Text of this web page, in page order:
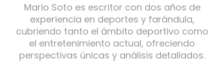
Mario Soto es escritor con dos años de
experiencia en deportes y farándula,
cubriendo tanto el ámbito deportivo como
el entretenimiento actual, ofreciendo
perspectivas únicas y análisis detallados.